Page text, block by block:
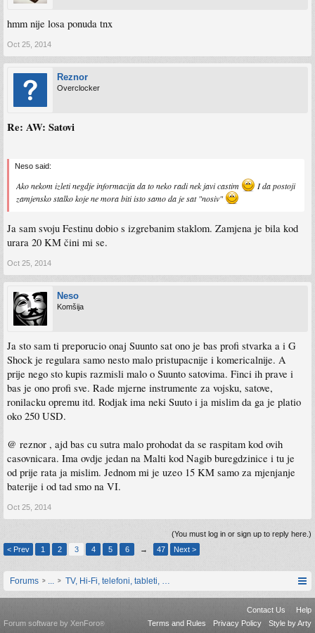
hmm nije losa ponuda tnx
Oct 25, 2014
Reznor
Overclocker
Re: AW: Satovi
Neso said:
Ako nekom izleti negdje informacija da to neko radi nek javi castim
I da postoji
zamjensko stalko koje ne mora biti isto samo da je sat "nosiv"
Ja sam svoju Festinu dobio s izgrebanim staklom. Zamjena je bila kod
urara 20 KM čini mi se.
Oct 25, 2014
Neso
Komšija
Ja sto sam ti preporucio onaj Suunto sat ono je bas profi stvarka a i G
Shock je regulara samo nesto malo pristupacnije i komericalnije. A
prije nego sto kupis razmisli malo o Suunto satovima. Finci ih prave i
bas je ono profi sve. Rade mjerne instrumente za vojsku, satove,
ronilacku opremu itd. Rodjak ima neki Suuto i ja mislim da ga je platio
oko 250 USD.
@ reznor , ajd bas cu sutra malo prohodat da se raspitam kod ovih
casovnicara. Ima ovdje jedan na Malti kod Nagib buregdzinice i tu je
od prije rata ja mislim. Jednom mi je uzeo 15 KM samo za mjenjanje
baterije i od tad smo na VI.
Oct 25, 2014
(You must log in or sign up to reply here.)
< Prev
1 2 3 4 5 6 → 47 Next >
Forums ... TV, Hi-Fi, telefoni, tableti, satovi, IoT oprema
Contact Us
Help
Terms and Rules
Privacy Policy Style by Arty
Forum software by XenForo®